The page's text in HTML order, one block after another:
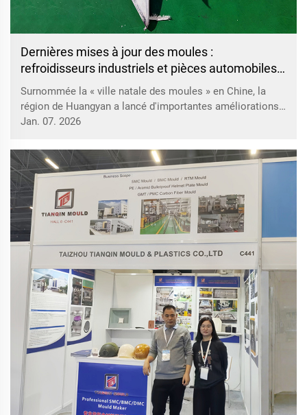
Dernières mises à jour des moules :
refroidisseurs industriels et pièces automobiles
provenant de Huangyan, Taizhou
Surnommée la « ville natale des moules » en Chine, la
région de Huangyan a lancé d'importantes améliorations
dans ses usines de moules, en se concentrant sur les
automobiles dans le cadre de sa stratégie d'intégration
verticale. Pour les refroidisseurs industriels, les nouveaux
moules en matériau SMC...
Jan. 07. 2026